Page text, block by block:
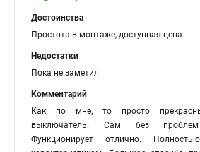
Достоинства
Простота в монтаже, доступная цена
Недостатки
Пока не заметил
Комментарий
Как по мне, то просто
выключатель. Сам без
Функционирует отлично.